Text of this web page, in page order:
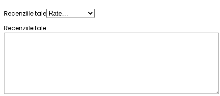
Recenziile tale
Recenziile tale